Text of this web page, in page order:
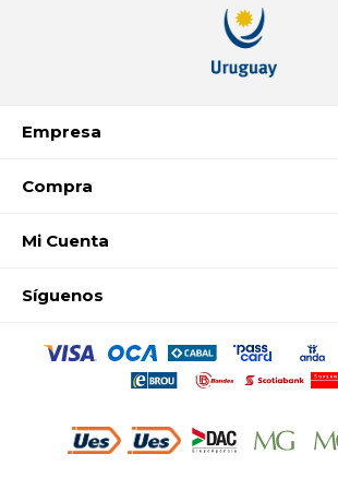
Empresa
Compra
Mi Cuenta
Síguenos